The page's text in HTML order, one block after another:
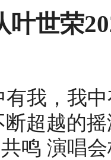
叶世荣
有我，我
超越的
鸣 演唱